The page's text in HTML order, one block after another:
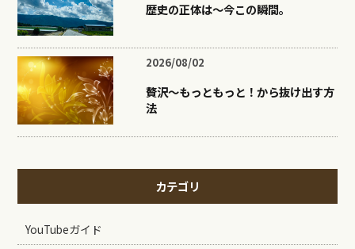
歴史の正体は〜今この瞬間。
2026/08/02
贅沢〜もっともっと！から抜け出す方
法
カテゴリ
YouTubeガイド